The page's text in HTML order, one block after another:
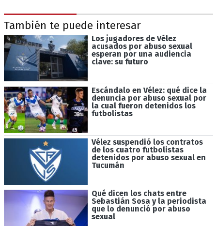
También te puede interesar
Los jugadores de Vélez
acusados por abuso sexual
esperan por una audiencia
clave: su futuro
Escándalo en Vélez: qué dice la
denuncia por abuso sexual por
la cual fueron detenidos los
futbolistas
Vélez suspendió los contratos
de los cuatro futbolistas
detenidos por abuso sexual en
Tucumán
Qué dicen los chats entre
Sebastián Sosa y la periodista
que lo denunció por abuso
sexual